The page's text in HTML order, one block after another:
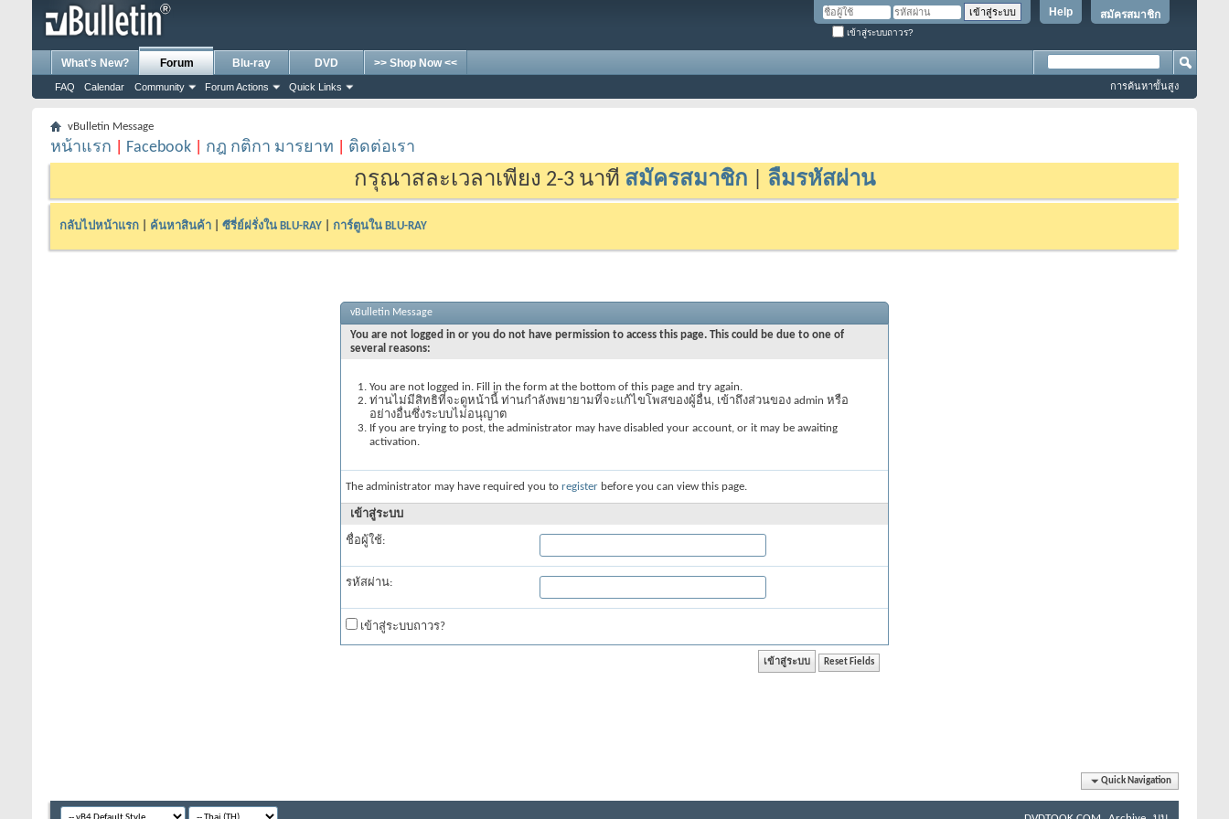
สมัครสมาชิก
Help
เข้าสู่ระบบถาวร?
What's New? Forum
FAQ Calendar Community Forum Actions Quick Links
Blu-ray DVD >> Shop Now <<
การค้นหาขั้นสูง
vBulletin Message
หน้าแรก Facebook กฎ กติกา มารยาท ติดต่อเรา
กรุณาสละเวลาเพียง 2-3 นาที สมัครสมาชิก ลืมรหัสผ่าน
กลับไปหน้าแรก ค้นหาสินค้า ซีรี่ย์ฝรั่งใน BLU-RAY การ์ตูนใน BLU-RAY
vBulletin Message
You are not logged in or you do not have permission to access this page. This could be due to one of
several reasons:
You are not logged in. Fill in the form at the bottom of this page and try again.
ท่านไม่มีสิทธิที่จะดูหน้านี้ ท่านกำลังพยายามที่จะแก้ไขโพสของผู้อื่น, เข้าถึงส่วนของ admin หรือ
อย่างอื่นซึ่งระบบไม่อนุญาต
If you are trying to post, the administrator may have disabled your account, or it may be awaiting
activation.
The administrator may have required you to register before you can view this page.
เข้าสู่ระบบ
ชื่อผู้ใช้:
รหัสผ่าน:
เข้าสู่ระบบถาวร?
Quick Navigation